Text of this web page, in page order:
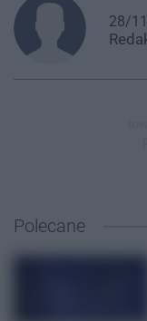
28/
Polecane